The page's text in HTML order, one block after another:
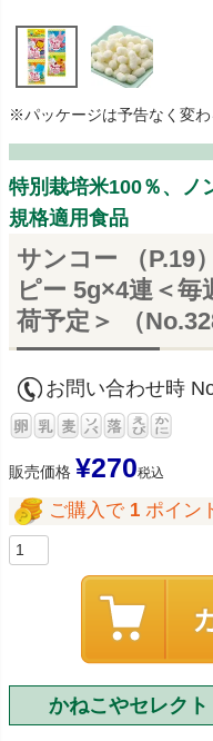
※パッケージは予告なく変わ
特別栽培米100％、ノ
規格適用食品
サンコー （P.19
ピー 5g×4連＜
荷予定＞ （
お問い合わせ時
販売価格 ¥270税込
ご購入で 1 ポイン
かねこやセレク